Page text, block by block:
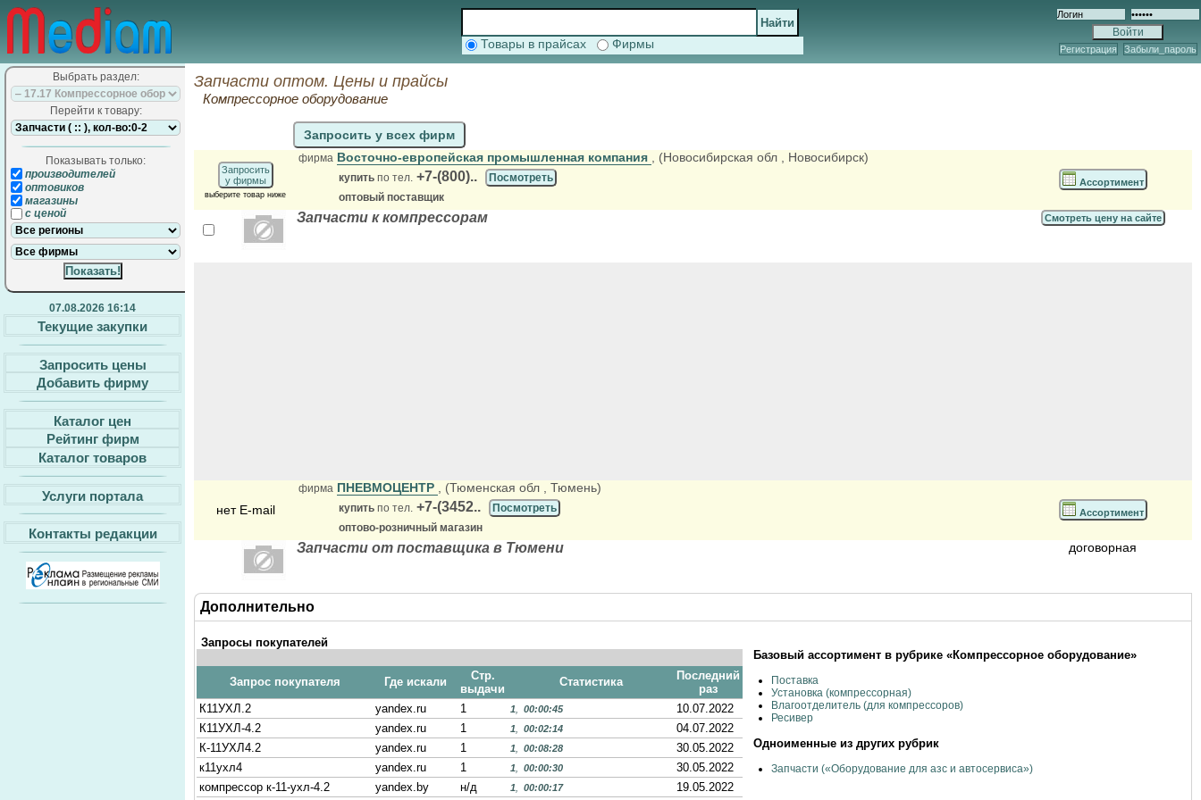
Товары в прайсах Фирмы Регистрация Забыли_пароль
Выбрать раздел:
Перейти к товару:
Показывать только:
производителей
оптовиков
магазины
с ценой
07.08.2026 16:14
Текущие закупки
Запросить цены
Добавить фирму
Каталог цен
Рейтинг фирм
Каталог товаров
Услуги портала
Контакты редакции
Запчасти оптом. Цены и прайсы
Компрессорное оборудование
Запросить у всех фирм
Запросить
у фирмы
выберите товар ниже
фирма Восточно-европейская промышленная компания , (Новосибирская обл , Новосибирск)
купить по тел. +7-(800)..
Посмотреть
оптовый поставщик
Ассортимент
Запчасти к компрессорам Смотреть цену на сайте
нет E-mail
фирма ПНЕВМОЦЕНТР , (Тюменская обл , Тюмень)
купить по тел. +7-(3452..
Посмотреть
оптово-розничный магазин
Ассортимент
Запчасти от поставщика в Тюмени договорная
Дополнительно
Запросы покупателей
Запрос покупателя Где искали
Стр.
выдачи
Статистика
Последний
раз
К11УХЛ.2
yandex.ru 1 1 00:00:45
10.07.2022
К11УХЛ-4.2
yandex.ru 1 1 00:02:14
04.07.2022
К-11УХЛ4.2
yandex.ru 1 1 00:08:28
30.05.2022
к11ухл4
yandex.ru 1 1 00:00:30
30.05.2022
компрессор к-11-ухл-4.2
yandex.by н/д 1 00:00:17 19.05.2022
Базовый ассортимент в рубрике «Компрессорное оборудование»
Поставка
Установка (компрессорная)
Влагоотделитель (для компрессоров)
Ресивер
Одноименные из других рубрик
Запчасти («Оборудование для азс и автосервиса»)